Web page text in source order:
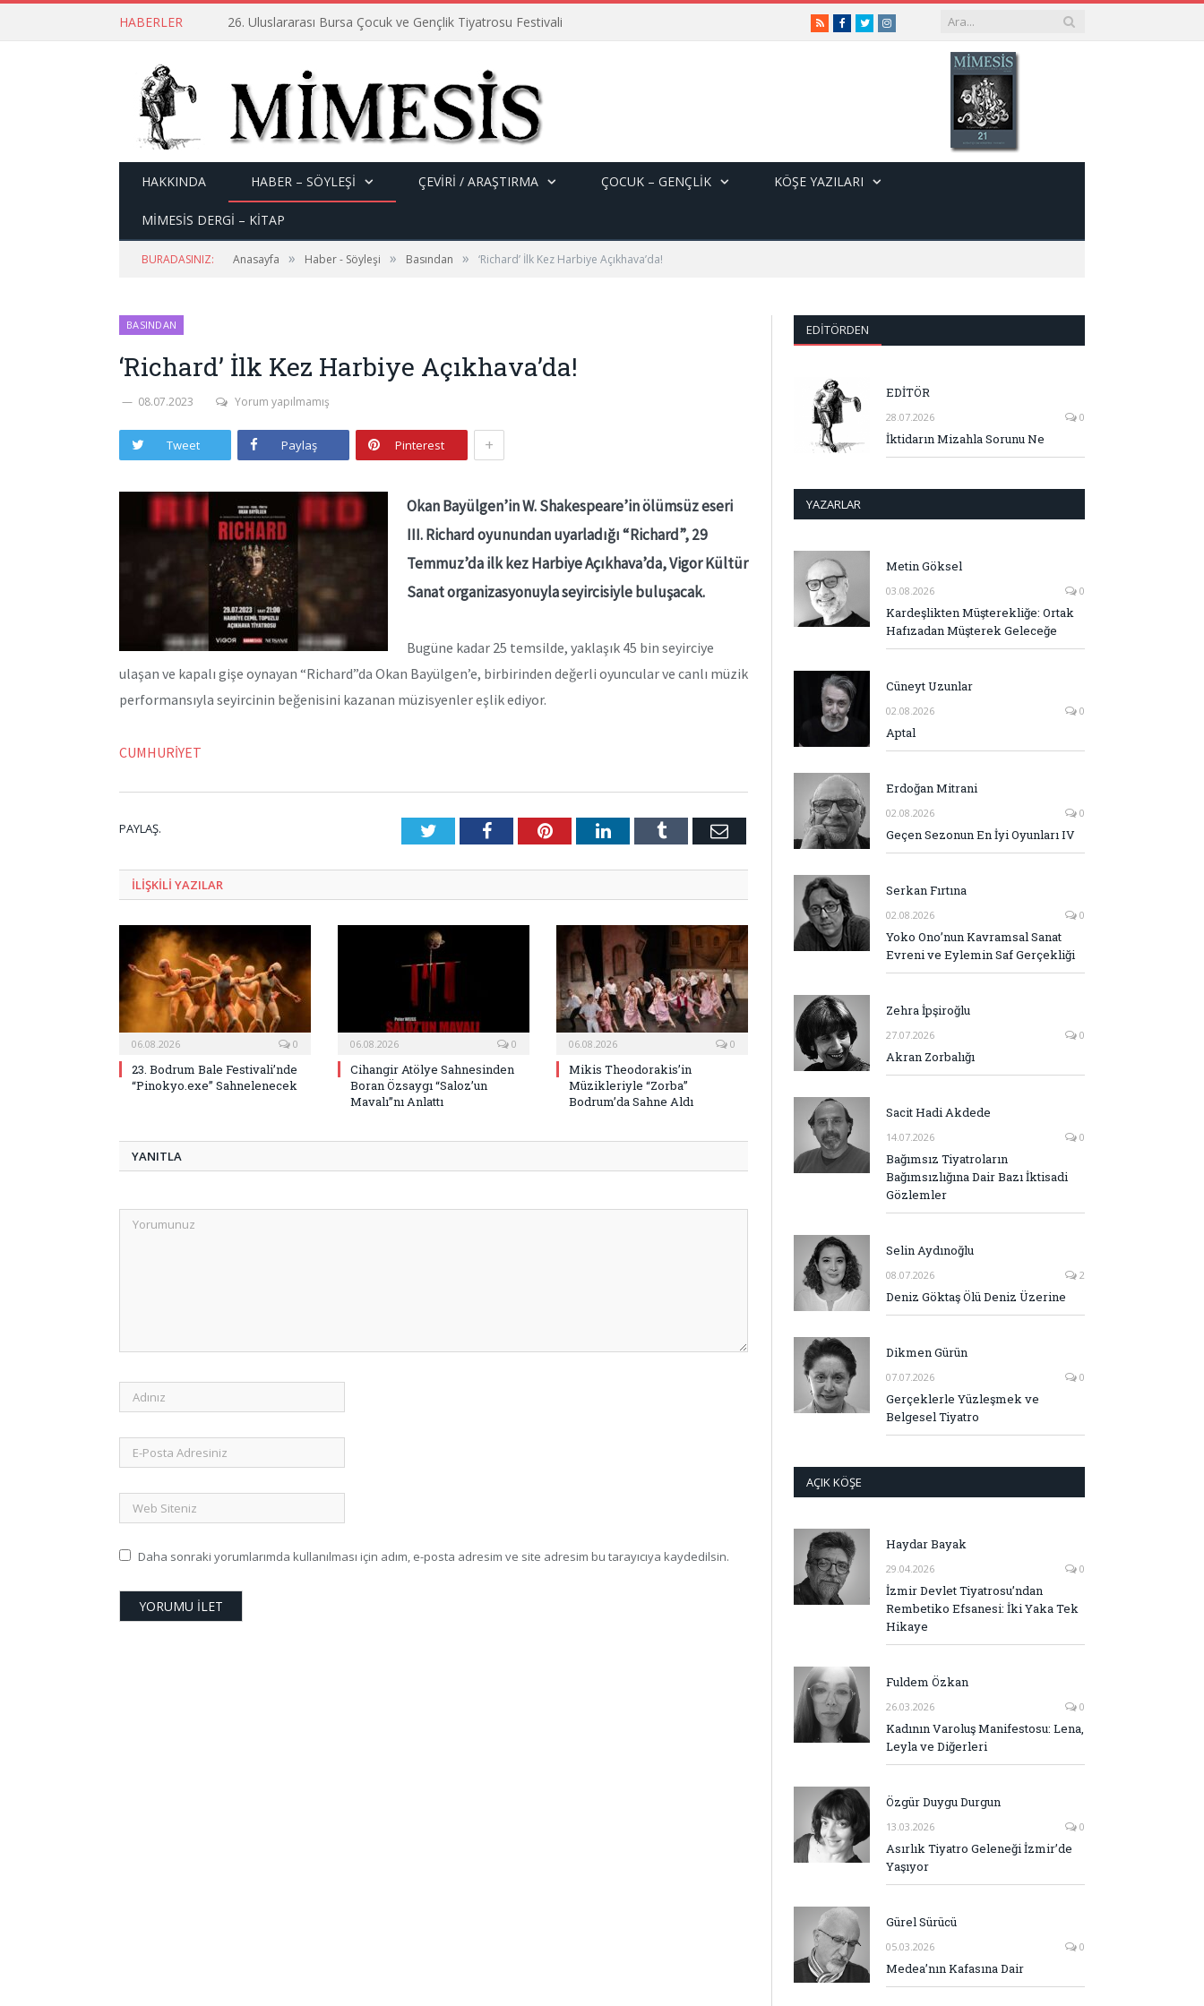
HABERLER 26. Uluslararası Bursa Çocuk ve Gençlik Tiyatrosu Festivali RSSFacebook
TwitterInstagram
HAKKINDA HABER – SÖYLEŞI ÇEVİRİ / ARAŞTIRMA ÇOCUK – GENÇLIK KÖŞE YAZILARI
MİMESİS DERGİ – KİTAP
BURADASINIZ: Anasayfa » Haber - Söyleşi » Basından » ‘Richard’ İlk Kez Harbiye Açıkhava’da!
BASINDAN
‘Richard’ İlk Kez Harbiye Açıkhava’da!
08.07.2023 Yorum yapılmamış
Tweet Paylaş Pinterest +
Okan Bayülgen’in W. Shakespeare’in ölümsüz eseri
III. Richard oyunundan uyarladığı “Richard”, 29
Temmuz’da ilk kez Harbiye Açıkhava’da, Vigor Kültür
Sanat organizasyonuyla seyircisiyle buluşacak.
Bugüne kadar 25 temsilde, yaklaşık 45 bin seyirciye
ulaşan ve kapalı gişe oynayan “Richard”da Okan Bayülgen’e, birbirinden değerli oyuncular ve canlı müzik
performansıyla seyircinin beğenisini kazanan müzisyenler eşlik ediyor.
CUMHURİYET
PAYLAŞ. TwitterFacebookPinterestLinkedInTumblr E-
ILIŞKILI YAZILAR
06.08.2026 0
23. Bodrum Bale Festivali’nde
“Pinokyo.exe” Sahnelenecek
06.08.2026 0
Cihangir Atölye Sahnesinden
Boran Özsaygı “Saloz’un
Mavalı”nı Anlattı
06.08.2026 0
Mikis Theodorakis’in
Müzikleriyle “Zorba”
Bodrum’da Sahne Aldı
YANITLA
Daha sonraki yorumlarımda kullanılması için adım, e-posta adresim ve site adresim bu tarayıcıya kaydedilsin.
EDITÖRDEN
EDİTÖR
28.07.2026 0
İktidarın Mizahla Sorunu Ne
YAZARLAR
Metin Göksel
03.08.2026 0
Kardeşlikten Müşterekliğe: Ortak
Hafızadan Müşterek Geleceğe
Cüneyt Uzunlar
02.08.2026 0
Aptal
Erdoğan Mitrani
02.08.2026 0
Geçen Sezonun En İyi Oyunları IV
Serkan Fırtına
02.08.2026 0
Yoko Ono’nun Kavramsal Sanat
Evreni ve Eylemin Saf Gerçekliği
Zehra İpşiroğlu
27.07.2026 0
Akran Zorbalığı
Sacit Hadi Akdede
14.07.2026 0
Bağımsız Tiyatroların
Bağımsızlığına Dair Bazı İktisadi
Gözlemler
Selin Aydınoğlu
08.07.2026 2
Deniz Göktaş Ölü Deniz Üzerine
Dikmen Gürün
07.07.2026 0
Gerçeklerle Yüzleşmek ve
Belgesel Tiyatro
AÇIK KÖŞE
Haydar Bayak
29.04.2026 0
İzmir Devlet Tiyatrosu’ndan
Rembetiko Efsanesi: İki Yaka Tek
Hikaye
Fuldem Özkan
26.03.2026 0
Kadının Varoluş Manifestosu: Lena,
Leyla ve Diğerleri
Özgür Duygu Durgun
13.03.2026 0
Asırlık Tiyatro Geleneği İzmir’de
Yaşıyor
Gürel Sürücü
05.03.2026 0
Medea’nın Kafasına Dair